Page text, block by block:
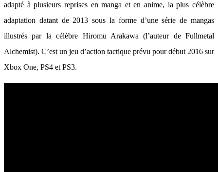
adapté à plusieurs reprises en manga et en anime, la plus célèbre
adaptation datant de 2013 sous la forme d’une série de mangas
illustrés par la célèbre Hiromu Arakawa (l’auteur de Fullmetal
Alchemist). C’est un jeu d’action tactique prévu pour début 2016 sur
Xbox One, PS4 et PS3.